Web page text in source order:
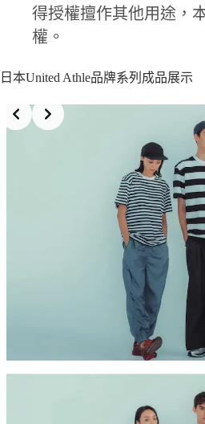
得授權擅作其他用途，
權。
日本United Athle品牌系列成品展示
Slide 4 of 7